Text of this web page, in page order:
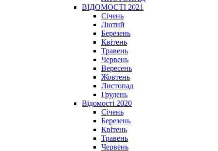
ВІДОМОСТІ 2021
Січень
Лютий
Березень
Квітень
Травень
Червень
Вересень
Жовтень
Листопад
Грудень
Відомості 2020
Січень
Березень
Квітень
Травень
Червень